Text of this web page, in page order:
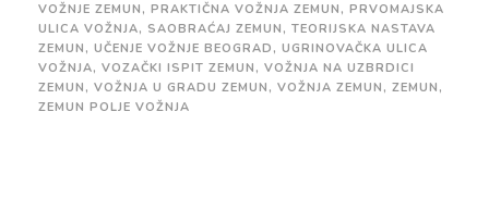
VOŽNJE ZEMUN , PRAKTIČNA VOŽNJA ZEMUN , PRVOMAJSKA
ULICA VOŽNJA, SAOBRAĆAJ ZEMUN , TEORIJSKA NASTAVA
ZEMUN , UČENJE VOŽNJE BEOGRAD , UGRINOVAČKA ULICA
VOŽNJA, VOZAČKI ISPIT ZEMUN , VOŽNJA NA UZBRDICI
ZEMUN , VOŽNJA U GRADU ZEMUN , VOŽNJA ZEMUN , ZEMUN ,
ZEMUN POLJE VOŽNJA